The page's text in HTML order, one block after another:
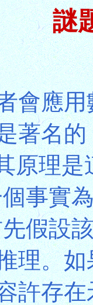
謎
會應
著名
原理
事實
先假設
理。
許存